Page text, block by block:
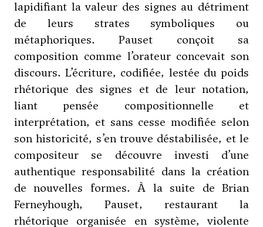
lapidifiant la valeur des signes au détriment
de leurs strates symboliques ou
métaphoriques. Pauset conçoit sa
composition comme l’orateur concevait son
discours. L’écriture, codifiée, lestée du poids
rhétorique des signes et de leur notation,
liant pensée compositionnelle et
interprétation, et sans cesse modifiée selon
son historicité, s’en trouve déstabilisée, et le
compositeur se découvre investi d’une
authentique responsabilité dans la création
de nouvelles formes. À la suite de Brian
Ferneyhough, Pauset, restaurant la
rhétorique organisée en système, violente